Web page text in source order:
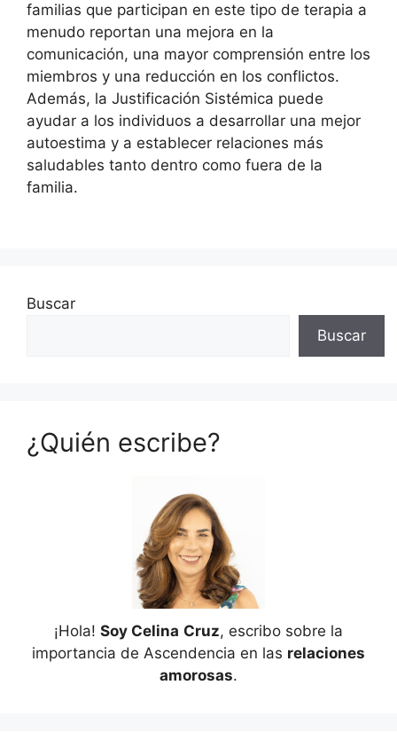
familias que participan en este tipo de terapia a
menudo reportan una mejora en la
comunicación, una mayor comprensión entre los
miembros y una reducción en los conflictos.
Además, la Justificación Sistémica puede
ayudar a los individuos a desarrollar una mejor
autoestima y a establecer relaciones más
saludables tanto dentro como fuera de la
familia.
Buscar
Buscar
¿Quién escribe?
¡Hola! Soy Celina Cruz, escribo sobre la
importancia de Ascendencia en las relaciones
amorosas.